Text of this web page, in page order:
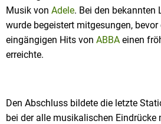
Musik von Adele. Bei den bekannten
wurde begeistert mitgesungen, bevor
eingängigen Hits von ABBA einen
erreichte.
Den Abschluss bildete die letzte
bei der alle musikalischen Eindrücke